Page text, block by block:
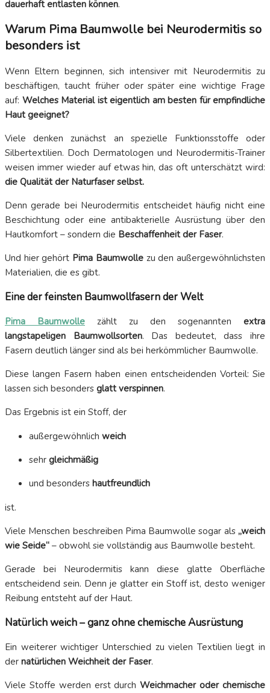
dauerhaft entlasten können.
Warum Pima Baumwolle bei Neurodermitis so
besonders ist
Wenn Eltern beginnen, sich intensiver mit Neurodermitis zu
beschäftigen, taucht früher oder später eine wichtige Frage
auf: Welches Material ist eigentlich am besten für empfindliche
Haut geeignet?
Viele denken zunächst an spezielle Funktionsstoffe oder
Silbertextilien. Doch Dermatologen und Neurodermitis-Trainer
weisen immer wieder auf etwas hin, das oft unterschätzt wird:
die Qualität der Naturfaser selbst.
Denn gerade bei Neurodermitis entscheidet häufig nicht eine
Beschichtung oder eine antibakterielle Ausrüstung über den
Hautkomfort – sondern die Beschaffenheit der Faser.
Und hier gehört Pima Baumwollezu den außergewöhnlichsten
Materialien, die es gibt.
Eine der feinsten Baumwollfasern der Welt
Pima Baumwolle zählt zu den sogenannten extra
langstapeligen Baumwollsorten. Das bedeutet, dass ihre
Fasern deutlich länger sind als bei herkömmlicher Baumwolle.
Diese langen Fasern haben einen entscheidenden Vorteil: Sie
lassen sich besonders glatt verspinnen.
Das Ergebnis ist ein Stoff, der
außergewöhnlich weich
sehr gleichmäßig
und besonders hautfreundlich
ist.
Viele Menschen beschreiben Pima Baumwolle sogar als „weich
wie Seide“ – obwohl sie vollständig aus Baumwolle besteht.
Gerade bei Neurodermitis kann diese glatte Oberfläche
entscheidend sein. Denn je glatter ein Stoff ist, desto weniger
Reibung entsteht auf der Haut.
Natürlich weich – ganz ohne chemische Ausrüstung
Ein weiterer wichtiger Unterschied zu vielen Textilien liegt in
der natürlichen Weichheit der Faser.
Viele Stoffe werden erst durchWeichmacher oder chemische